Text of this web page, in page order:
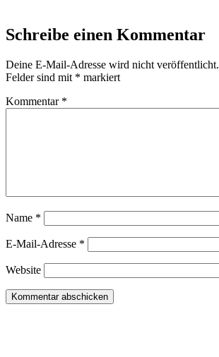
Schreibe einen Kommentar
Deine E-Mail-Adresse wird nicht veröffentlicht.
Felder sind mit * markiert
Kommentar *
Name *
E-Mail-Adresse *
Website